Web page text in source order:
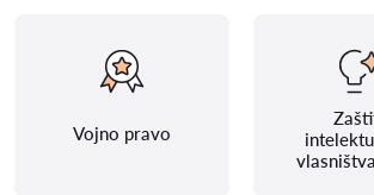
Vojno pravo